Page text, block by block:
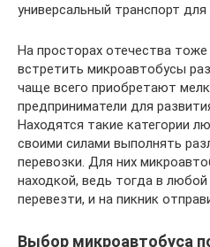
универсальный транспорт
На просторах отечества
встретить микроавтобусы
чаще всего приобретают
предприниматели для
Находятся такие категории
своими силами выполнять
перевозки. Для них
находкой, ведь тогда в
перевезти, и на пикник
Выбор микроавтобуса